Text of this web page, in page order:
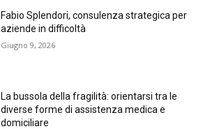
Fabio Splendori, consulenza strategica per
aziende in difficoltà
Giugno 9, 2026
La bussola della fragilità: orientarsi tra le
diverse forme di assistenza medica e
domiciliare